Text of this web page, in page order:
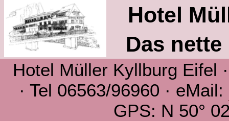
Hotel
Das
Hotel Müller Kyllburg Eifel
· Tel 06563/96960 · eMail:
GPS: N 50°